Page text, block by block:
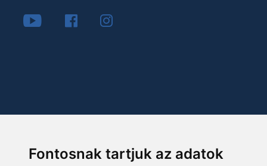
Fontosnak tartjuk az adatok